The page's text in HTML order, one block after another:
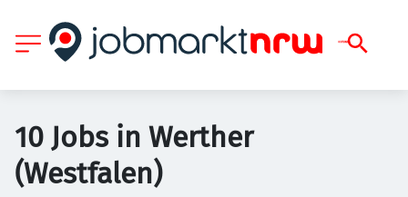
10 Jobs in Werther
(Westfalen)